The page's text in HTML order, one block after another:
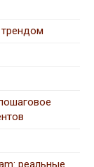
трендом
реальные